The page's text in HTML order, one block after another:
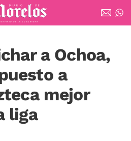
a Ochoa,
a
mejor
liga